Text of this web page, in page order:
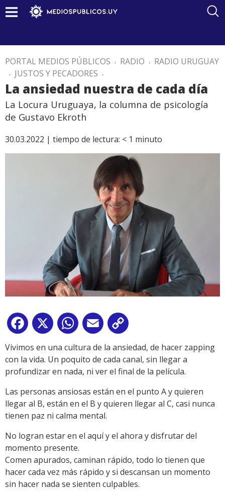
PORTAL MEDIOS PÚBLICOS . RADIO . RADIO URUGUAY
. JUSTOS Y PECADORES .
La ansiedad nuestra de cada día
La Locura Uruguaya, la columna de psicología
de Gustavo Ekroth
30.03.2022 | tiempo de lectura: < 1 minuto
Facebook
X WhatsApp
Email
Link
Vivimos en una cultura de la ansiedad, de hacer zapping
con la vida. Un poquito de cada canal, sin llegar a
profundizar en nada, ni ver el final de la película.
Las personas ansiosas están en el punto A y quieren
llegar al B, están en el B y quieren llegar al C, casi nunca
tienen paz ni calma mental.
No logran estar en el aquí y el ahora y disfrutar del
momento presente.
Comen apurados, caminan rápido, todo lo tienen que
hacer cada vez más rápido y si descansan un momento
sin hacer nada se sienten culpables.